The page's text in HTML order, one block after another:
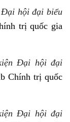
hội đại biểu
trị quốc gia
Đại hội đại
Chính trị quốc
Đại hội đại